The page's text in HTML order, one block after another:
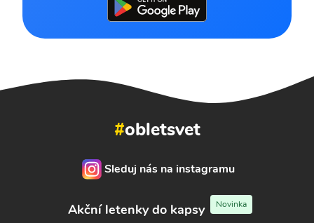
#obletsvet
Sleduj nás na instagramu
Akční letenky do kapsy Novinka